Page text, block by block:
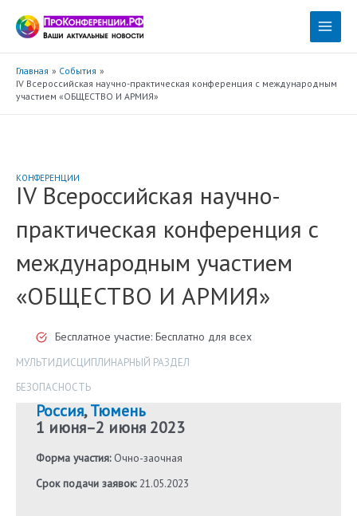
содержимому
Main
Главная
События
IV Всероссийская научно-практическая конференция с международным
участием «ОБЩЕСТВО И АРМИЯ»
КОНФЕРЕНЦИИ
IV Всероссийская научно-
практическая конференция с
международным участием
«ОБЩЕСТВО И АРМИЯ»
Бесплатное участие: Бесплатно для всех
МУЛЬТИДИСЦИПЛИНАРНЫЙ РАЗДЕЛ
БЕЗОПАСНОСТЬ
Россия,Тюмень
1 июня–2 июня 2023
Форма участия:Очно-заочная
Срок подачи заявок:21.05.2023